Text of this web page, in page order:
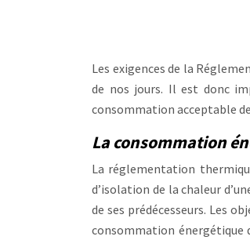
Les exigences de la
de nos jours. Il est donc
consommation acceptable
La consommation
La réglementation
d’isolation de la chaleur
de ses prédécesseurs. Les
consommation énergétique